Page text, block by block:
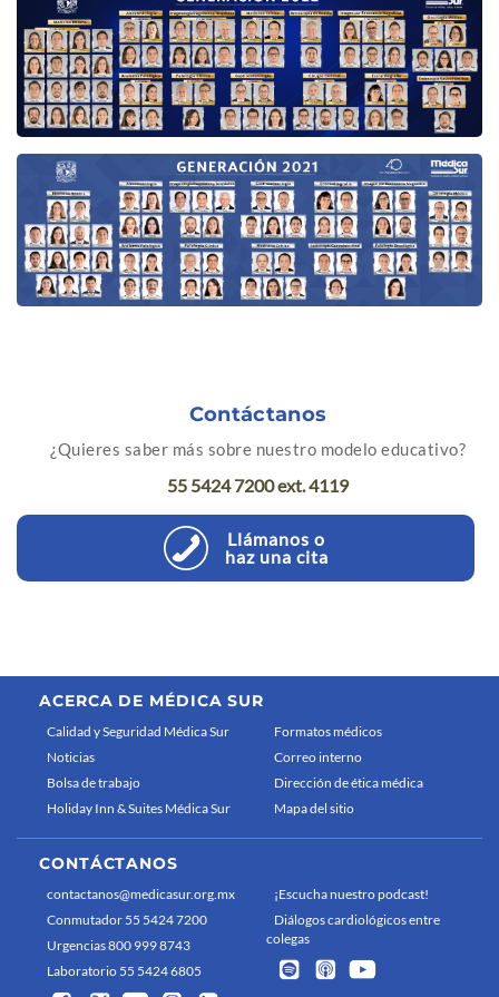
Contáctanos
¿Quieres saber más sobre nuestro modelo educativo?
55 5424 7200 ext. 4119
Llámanos o
haz una cita
ACERCA DE MÉDICA SUR
Calidad y Seguridad Médica Sur
Noticias
Bolsa de trabajo
Holiday Inn & Suites Médica Sur
Formatos médicos
Correo interno
Dirección de ética médica
Mapa del sitio
CONTÁCTANOS
contactanos@medicasur.org.mx
Conmutador 55 5424 7200
Urgencias 800 999 8743
Laboratorio 55 5424 6805
¡Escucha nuestro podcast!
Diálogos cardiológicos entre
colegas